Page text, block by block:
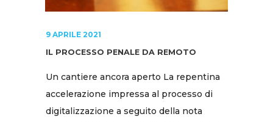
9 APRILE 2021
IL PROCESSO PENALE DA REMOTO
Un cantiere ancora aperto La repentina
accelerazione impressa al processo di
digitalizzazione a seguito della nota